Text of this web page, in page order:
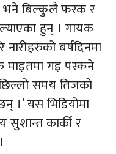
बिल्कुलै फरक र
हुन् । गायक
बर्षदिनमा
माइतमा गइ पस्कने
समय तिजको
यस भिडियोमा
सुशान्त कार्की र